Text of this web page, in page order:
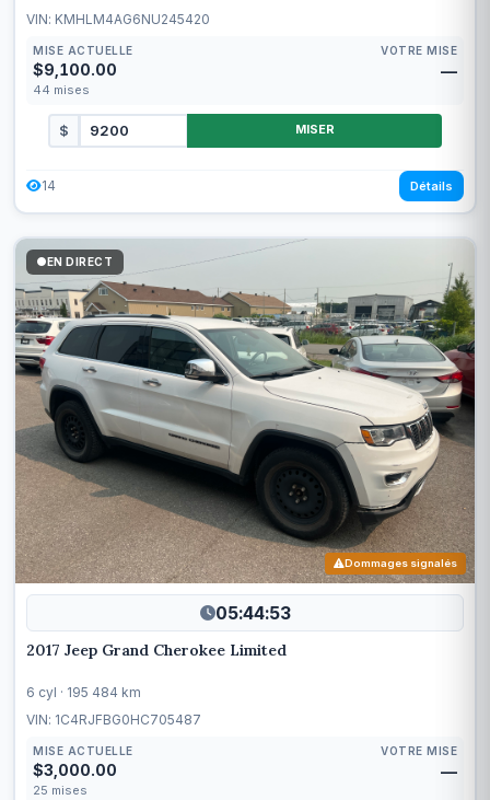
VIN: KMHLM4AG6NU245420
MISE ACTUELLE
$9,100.00
44 mises
VOTRE MISE
—
$ MISER
14 Détails
Dommages signalés
EN DIRECT
05:44:50
2017 Jeep Grand Cherokee Limited
6 cyl · 195 484 km
VIN: 1C4RJFBG0HC705487
MISE ACTUELLE
$3,000.00
25 mises
VOTRE MISE
—